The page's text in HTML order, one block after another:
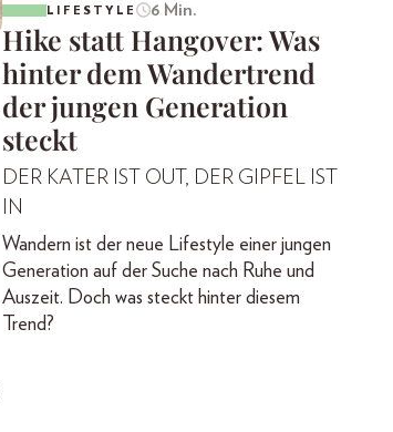
LIFESTYLE 6 Min.
Hike statt Hangover: Was
hinter dem Wandertrend
der jungen Generation
steckt
DER KATER IST OUT, DER GIPFEL IST
IN
Wandern ist der neue Lifestyle einer jungen
Generation auf der Suche nach Ruhe und
Auszeit. Doch was steckt hinter diesem
Trend?